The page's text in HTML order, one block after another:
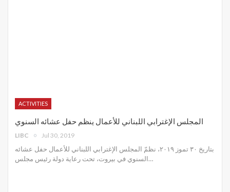
ACTIVITIES
المجلس الإغترابي اللبناني للأعمال ينظم حفل عشائه السنوي
LIBC Jul 30, 2019
بتاريخ ٣٠ تموز ٢٠١٩، نظمّ المجلس الإغترابي اللبناني للأعمال حفل عشائه
السنوي في بيروت، تحت رعاية دولة رئيس مجلس…